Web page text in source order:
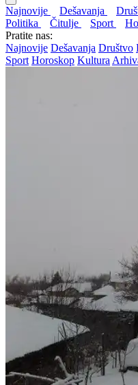
Najnovije Dešavanja
Politika
Čitulje Sport
Pratite nas:
Najnovije Dešavanja Društvo
Sport Horoskop Kultura